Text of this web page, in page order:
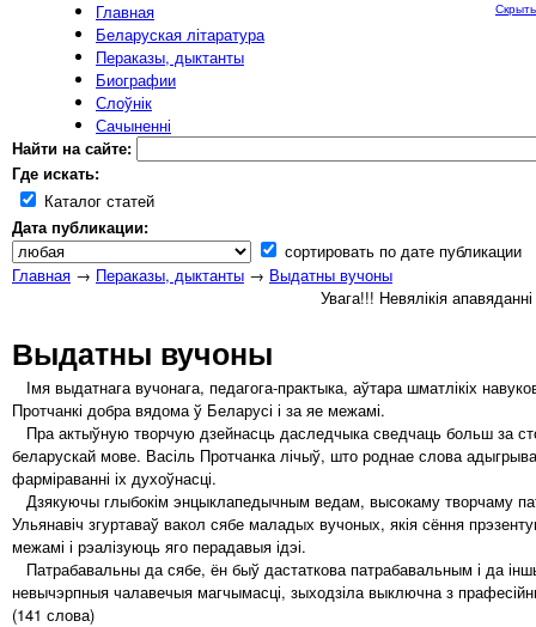
Главная
Беларуская літаратура
Пераказы, дыктанты
Биографии
Слоўнік
Сачыненні
Найти на сайте:
Где искать:
Каталог статей
Дата публикации:
сортировать по дате публикации
Скрыть
Главная → Пераказы, дыктанты → Выдатны вучоны
Увага!!! Невялікія
Выдатны вучоны
Імя выдатнага вучонага, педагога-практыка, аўтара шматлікіх
Протчанкі добра вядома ў Беларусі і за яе межамі.
Пра актыўную творчую дзейнасць даследчыка сведчаць больш за
беларускай мове. Васіль Протчанка лічыў, што роднае слова
фарміраванні іх духоўнасці.
Дзякуючы глыбокім энцыклапедычным ведам, высокаму творчаму
Ульянавіч згуртаваў вакол сябе маладых вучоных, якія сёння
межамі і рэалізуюць яго перадавыя ідэі.
Патрабавальны да сябе, ён быў дастаткова патрабавальным і да
невычэрпныя чалавечыя магчымасці, зыходзіла выключна з
(141 слова)